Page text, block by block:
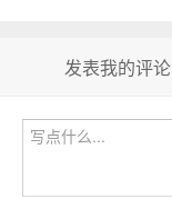
发表我的评论